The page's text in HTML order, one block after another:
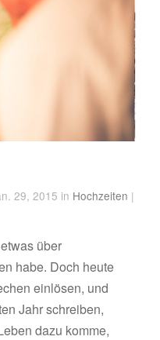
29, 2015 in Hochzeiten |
über
habe. Doch heute
einlösen, und
Jahr schreiben,
dazu komme,